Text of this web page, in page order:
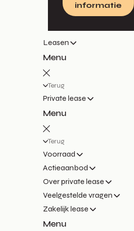
informatie
Leasen
Menu
Terug
Private lease
Menu
Terug
Voorraad
Actieaanbod
Over private lease
Veelgestelde vragen
Zakelijk lease
Menu